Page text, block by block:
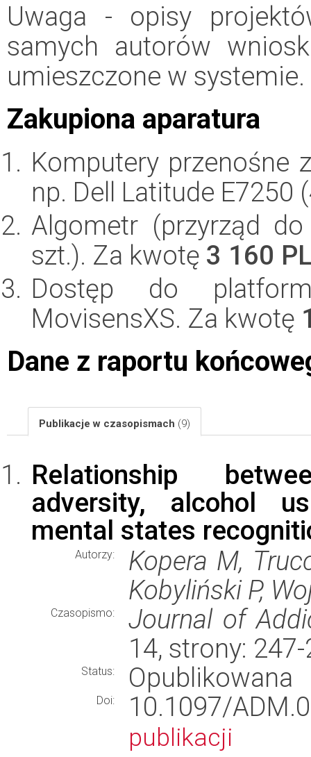
Uwaga - opisy
samych autorów
umieszczone w systemie.
Zakupiona aparatura
Komputery przenośne
np. Dell Latitude
Algometr (przyrząd
szt.). Za kwotę 3 160
Dostęp do
MovisensXS. Za kwotę
Dane z raportu
Publikacje w czasopismach (9)
Relationship
adversity, alcohol
mental states
Autorzy:
Kopera M,
Kobyliński P,
Czasopismo:
Journal of
14, strony:
Status: Opublikowana
Doi: 10.1097/
publikacji